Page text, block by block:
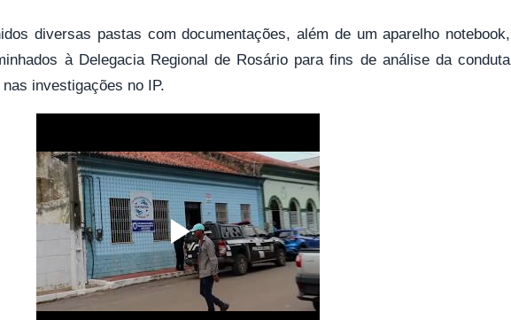
diversas pastas com documentações, além de um aparelho notebook,
à Delegacia Regional de Rosário para fins de análise da conduta
investigações no IP.